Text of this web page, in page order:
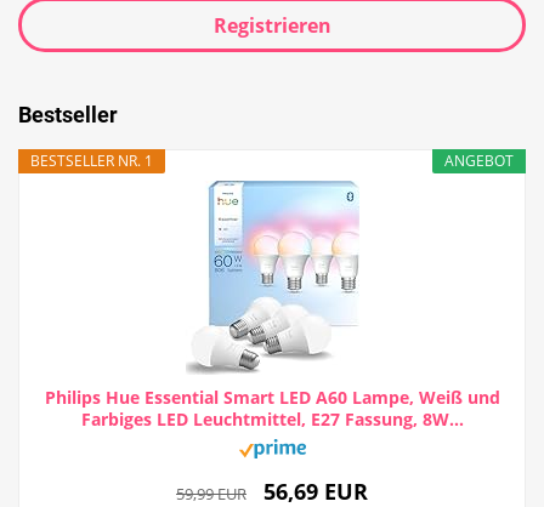
Registrieren
Bestseller
ANGEBOT
BESTSELLER NR. 1
Philips Hue Essential Smart LED A60 Lampe, Weiß und
Farbiges LED Leuchtmittel, E27 Fassung, 8W...
59,99 EUR 56,69 EUR